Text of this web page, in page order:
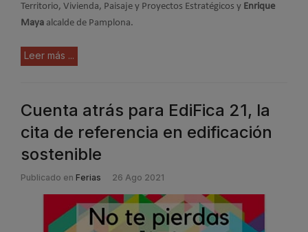
Territorio, Vivienda, Paisaje y Proyectos Estratégicos y Enrique
Maya alcalde de Pamplona.
Leer más ...
Cuenta atrás para EdiFica 21, la
cita de referencia en edificación
sostenible
Publicado en Ferias 26 Ago 2021